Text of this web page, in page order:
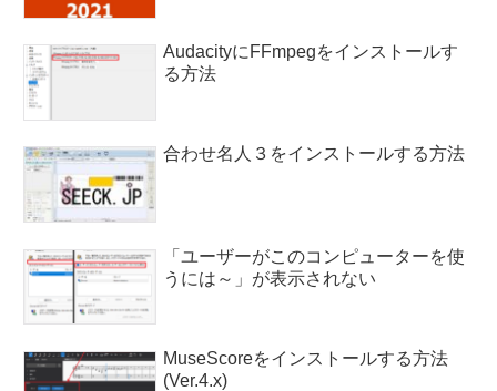
AudacityにFFmpegをインストールす
る方法
合わせ名人３をインストールする方法
「ユーザーがこのコンピューターを使
うには～」が表示されない
MuseScoreをインストールする方法
(Ver.4.x)